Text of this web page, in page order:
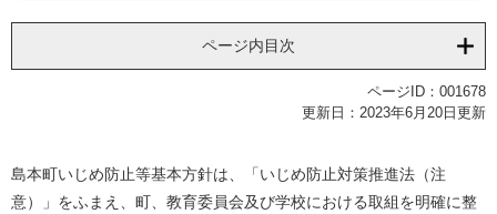
ページ内目次
ページID：001678
更新日：2023年6月20日更新
島本町いじめ防止等基本方針は、「いじめ防止対策推進法（注
意）」をふまえ、町、教育委員会及び学校における取組を明確に整